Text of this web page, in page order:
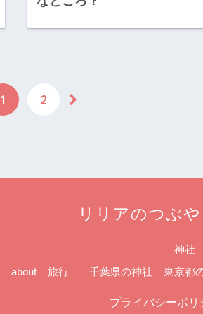
1 2
リリアのつぶ
about 旅行
神社
千葉県の神社 東京都
プライバシーポリ